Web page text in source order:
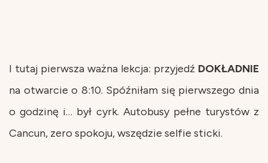
I tutaj pierwsza ważna lekcja: przyjedź DOKŁADNIE
na otwarcie o 8:10. Spóźniłam się pierwszego dnia
o godzinę i… był cyrk. Autobusy pełne turystów z
Cancun, zero spokoju, wszędzie selfie sticki.